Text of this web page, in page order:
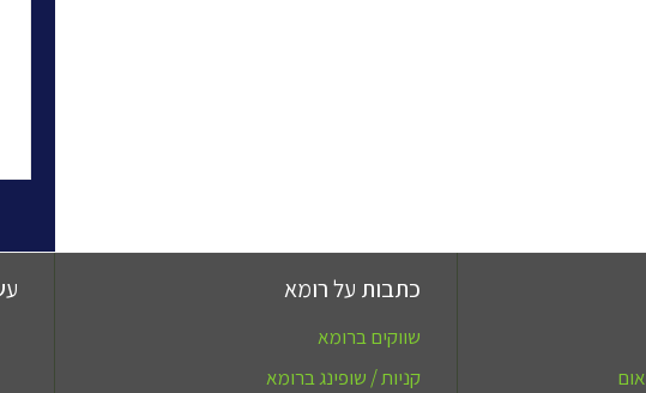
כתבות על רומא
שווקים ברומא
קניות / שופינג ברומא